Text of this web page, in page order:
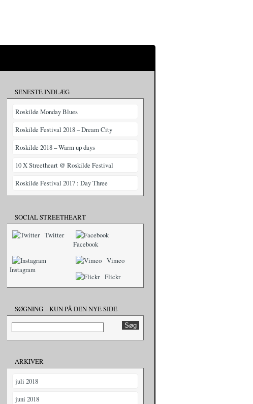
SENESTE INDLÆG
Roskilde Monday Blues
Roskilde Festival 2018 – Dream City
Roskilde 2018 – Warm up days
10 X Streetheart @ Roskilde Festival
Roskilde Festival 2017 : Day Three
SOCIAL STREETHEART
Twitter
Facebook
Instagram
Vimeo
Flickr
SØGNING – KUN PÅ DEN NYE SIDE
ARKIVER
juli 2018
juni 2018